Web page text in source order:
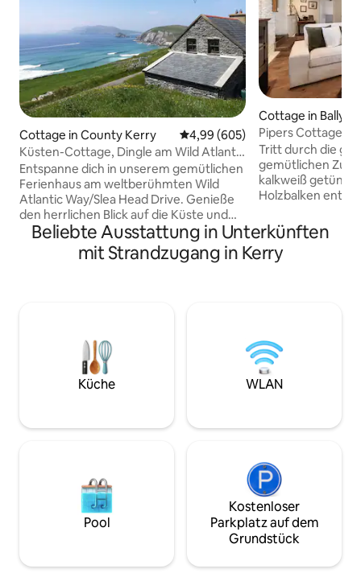
Cottage in County Kerry Durchschnittliche Bewertung:
4,99 (605)
Küsten-Cottage, Dingle am Wild Atlantic
Way
Entspanne dich in unserem gemütlichen
Ferienhaus am weltberühmten Wild
Atlantic Way/Slea Head Drive. Genieße
den herrlichen Blick auf die Küste und
die herrlichen Sonnenuntergänge,
während du an der Küste entlang
spazierst, atme die frische Meeresluft
Halbinsel Dingle/die Bucht
Coumeenoole, die Blasket-Inseln und
Dunmore Head. Der berühmte Strand
von Coumeenoole liegt nur 10
Meilen.
Cottage in
Pipers Cottage –
mit Meerblick,
Tritt durch die
gemütlichen
kalkweiß
Holzbalken
Ferienhauses
einst verlassene
dem 17.
Uilleann-
und Sammler
Wärme, Ruhe
Beliebte Ausstattung in Unterkünften
mit Strandzugang in Kerry
Küche WLAN
Pool
Kostenloser
Parkplatz auf dem
Grundstück